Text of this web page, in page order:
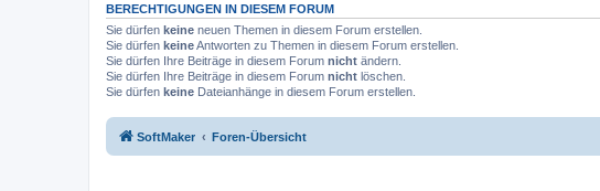
BERECHTIGUNGEN IN DIESEM FORUM
Sie dürfen keine neuen Themen in diesem Forum erstellen.
Sie dürfen keineAntworten zu Themen in diesem Forum erstellen.
Sie dürfen Ihre Beiträge in diesem Forum nicht ändern.
Sie dürfen Ihre Beiträge in diesem Forum nicht löschen.
Sie dürfen keine Dateianhänge in diesem Forum erstellen.
SoftMaker Foren-Übersicht